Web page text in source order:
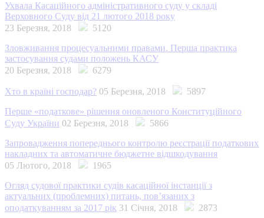
Ухвала Касаційного адміністративного суду у складі
Верховного Суду від 21 лютого 2018 року
23 Березня, 2018
5120
Зловживання процесуальними правами. Перша практика
застосування судами положень КАСУ
20 Березня, 2018
6279
Хто в країні господар? 05 Березня, 2018
5897
Перше «податкове» рішення оновленого Конституційного
Суду України 02 Березня, 2018
5866
Запровадження попереднього контролю реєстрації податкових
накладних та автоматичне бюджетне відшкодування
05 Лютого, 2018
1965
Огляд судової практики судів касаційної інстанції з
актуальних (проблемних) питань, пов’язаних з
оподаткуванням за 2017 рік 31 Січня, 2018 2873